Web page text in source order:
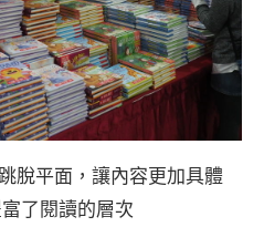
脫平面，讓內容更加具體
了閱讀的層次